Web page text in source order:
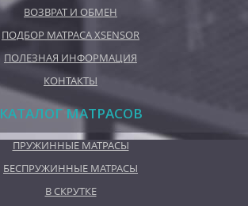
ВОЗВРАТ И ОБМЕН
ПОДБОР МАТРАСА XSENSOR
ПОЛЕЗНАЯ ИНФОРМАЦИЯ
КОНТАКТЫ
КАТАЛОГ МАТРАСОВ
ПРУЖИННЫЕ МАТРАСЫ
БЕСПРУЖИННЫЕ МАТРАСЫ
В СКРУТКЕ